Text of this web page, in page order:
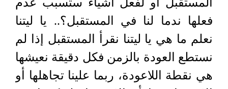
فعلها ندما لنا في المستقبل؟.. يا ليتنا
نعلم ما هي يا ليتنا نقرأ المستقبل إذا لم
نستطع العودة بالزمن فكل دقيقة نعيشها
هي نقطة اللاعودة، ربما علينا تجاهلها أو